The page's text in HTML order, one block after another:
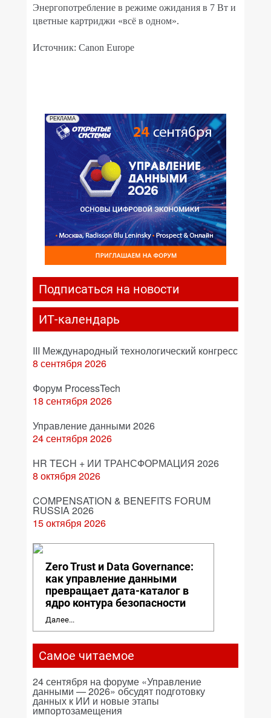
Энергопотребление в режиме ожидания в 7 Вт и
цветные картриджи «всё в одном».
Источник: Canon Europe
РЕКЛАМА
Подписаться на новости
ИТ-календарь
III Международный технологический конгресс
8 сентября 2026
Форум ProcessTech
18 сентября 2026
Управление данными 2026
24 сентября 2026
HR TECH + ИИ ТРАНСФОРМАЦИЯ 2026
8 октября 2026
COMPENSATION & BENEFITS FORUM
RUSSIA 2026
15 октября 2026
Zero Trust и Data Governance:
как управление данными
превращает дата-каталог в
ядро контура безопасности
Далее...
Самое читаемое
24 сентября на форуме «Управление
данными — 2026» обсудят подготовку
данных к ИИ и новые этапы
импортозамещения